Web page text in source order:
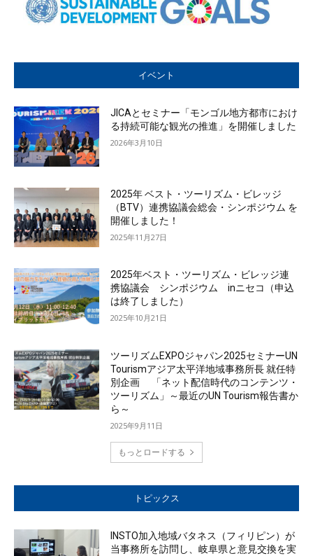
イベント
JICAとセミナー「モンゴル地方都市におけ
る持続可能な観光の推進」を開催しました
2026年3月10日
2025年 ベスト・ツーリズム・ビレッジ
（BTV）連携協議会総会・シンポジウム を
開催しました！
2025年11月27日
2025年ベスト・ツーリズム・ビレッジ連
携協議会 シンポジウム inニセコ（申込
は終了しました）
2025年10月21日
ツーリズムEXPOジャパン2025セミナーUN
Tourismアジア太平洋地域事務所長 就任特
別企画 「ネット配信時代のコンテンツ・
ツーリズム」～最近のUN Tourism報告書か
ら～
2025年9月11日
もっとロードする
トピックス
INSTO加入地域バタネス（フィリピン）が
当事務所を訪問し、岐阜県と意見交換を実